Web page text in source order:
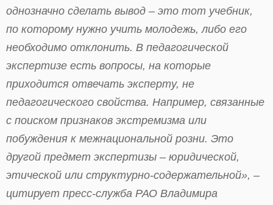
однозначно сделать вывод – это тот учебник,
по которому нужно учить молодежь, либо его
необходимо отклонить. В педагогической
экспертизе есть вопросы, на которые
приходится отвечать эксперту, не
педагогического свойства. Например, связанные
с поиском признаков экстремизма или
побуждения к межнациональной розни. Это
другой предмет экспертизы – юридической,
этической или структурно-содержательной», –
цитирует пресс-служба РАО Владимира